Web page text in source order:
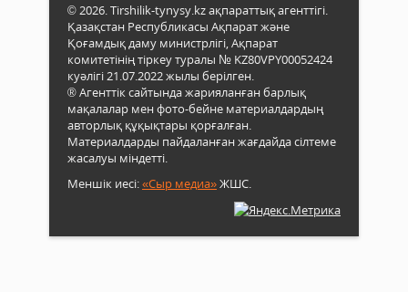
© 2026. Tirshilik-tynysy.kz ақпараттық агенттігі.
Қазақстан Республикасы Ақпарат және
Қоғамдық даму министрлігі, Ақпарат
комитетінің тіркеу туралы № KZ80VPY00052424
куәлігі 21.07.2022 жылы берілген.
® Агенттік сайтында жарияланған барлық
мақалалар мен фото-бейне материалдардың
авторлық құқықтары қорғалған.
Материалдарды пайдаланған жағдайда сілтеме
жасалуы міндетті.
Меншік иесі:«Сыр медиа»ЖШС.